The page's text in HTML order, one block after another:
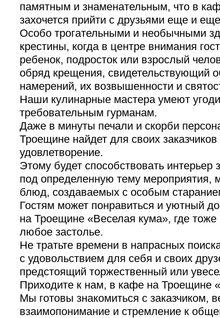
памятным и знаменательным, что в
захочется прийти с друзьями еще и
Особо трогательными и необычными
крестины, когда в центре внимания
ребенок, подросток или взрослый
обряд крещения, свидетельствующий
намерений, их возвышенности и
Наши кулинарные мастера умеют
требовательным гурманам.
Даже в минуты печали и скорби
Троещине найдет для своих
удовлетворение.
Этому будет способствовать интерьер
под определенную тему мероприятия,
блюд, создаваемых с особым
Гостям может понравиться и уютный
на Троещине «Веселая кума», где
любое застолье.
Не тратьте времени в напрасных
с удовольствием для себя и своих
предстоящий торжественный или
Приходите к нам, в кафе на Троещине
Мы готовы знакомиться с заказчиком,
взаимопонимание и стремление к